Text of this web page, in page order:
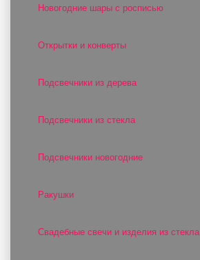
Новогодние шары с росписью
Открытки и конверты
Подсвечники из дерева
Подсвечники из стекла
Подсвечники новогодние
Ракушки
Свадебные свечи и изделия из стекла